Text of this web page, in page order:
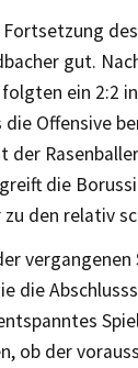
Fortsetzung
gut.
ein 2:2
Offensive
der
die
den relativ
die
ob der